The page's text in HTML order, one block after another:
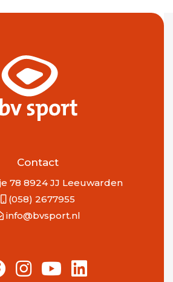
Contact
78 8924 JJ Leeuwarden
(058) 2677955
info@bvsport.nl